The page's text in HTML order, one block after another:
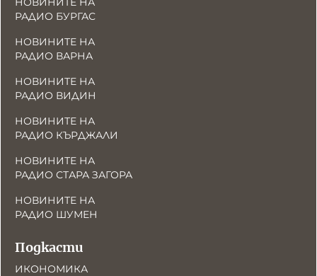
РАДИО БУРГАС
НОВИНИТЕ НА
РАДИО ВАРНА
НОВИНИТЕ НА
РАДИО ВИДИН
НОВИНИТЕ НА
РАДИО КЪРДЖАЛИ
НОВИНИТЕ НА
РАДИО СТАРА ЗАГОРА
НОВИНИТЕ НА
РАДИО ШУМЕН
Подкасти
ИКОНОМИКА